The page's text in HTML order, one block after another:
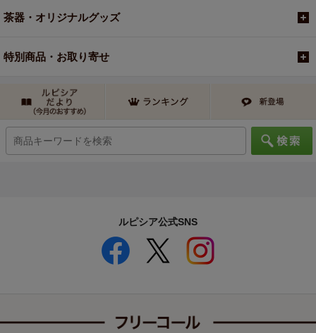
茶器・オリジナルグッズ
特別商品・お取り寄せ
ルピシア公式SNS